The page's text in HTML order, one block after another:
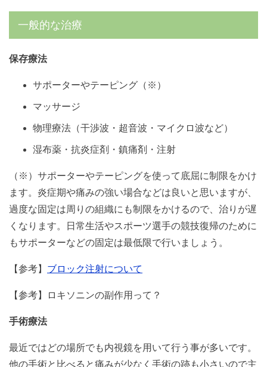
一般的な治療
保存療法
サポーターやテーピング（※）
マッサージ
物理療法（干渉波・超音波・マイクロ波など）
湿布薬・抗炎症剤・鎮痛剤・注射
（※）サポーターやテーピングを使って底屈に制限をかけ
ます。炎症期や痛みの強い場合などは良いと思いますが、
過度な固定は周りの組織にも制限をかけるので、治りが遅
くなります。日常生活やスポーツ選手の競技復帰のために
もサポーターなどの固定は最低限で行いましょう。
【参考】 ブロック注射について
【参考】ロキソニンの副作用って？
手術療法
最近ではどの場所でも内視鏡を用いて行う事が多いです。
他の手術と比べると痛みが少なく手術の跡も小さいので主